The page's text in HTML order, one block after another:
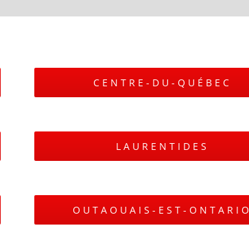
CENTRE-DU-QUÉBEC
LAURENTIDES
OUTAOUAIS-EST-ONTARIO